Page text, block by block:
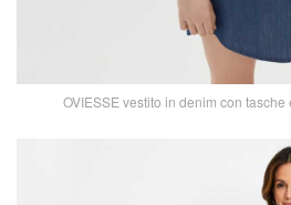
OVIESSE vestito in denim con